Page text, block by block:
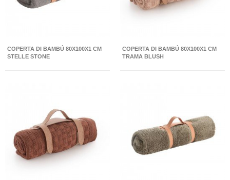
COPERTA DI BAMBÚ 80X100X1 CM
STELLE STONE
COPERTA DI BAMBÚ 80X100X1 CM
TRAMA BLUSH